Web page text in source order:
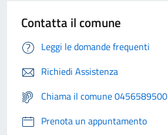
Contatta il comune
Leggi le domande frequenti
Richiedi Assistenza
Chiama il comune 0456589500
Prenota un appuntamento